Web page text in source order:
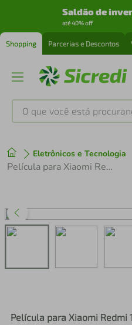
Saldão de
até 40% off
Shopping Parcerias e Descontos
O que você está procurando?
Eletrônicos e Tecnologia
Película para Xiaomi Redmi 15C 5G - Hydrogel HD - Gshield
Película para Xiaomi Redmi
1º tenis
perfume